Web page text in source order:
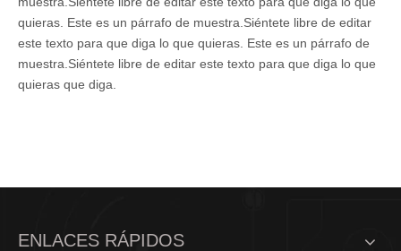
quieras. Este es un párrafo de muestra.Siéntete libre de editar
este texto para que diga lo que quieras. Este es un párrafo de
muestra.Siéntete libre de editar este texto para que diga lo que
quieras que diga.
ENLACES RÁPIDOS